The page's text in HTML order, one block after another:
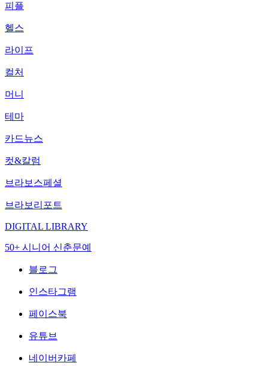
피플
헬스
라이프
컬처
머니
테마
카드뉴스
컷&칼럼
브라보스페셜
브라보리포트
DIGITAL LIBRARY
50+ 시니어 신춘문예
블로그
인스타그램
페이스북
유튜브
네이버카페